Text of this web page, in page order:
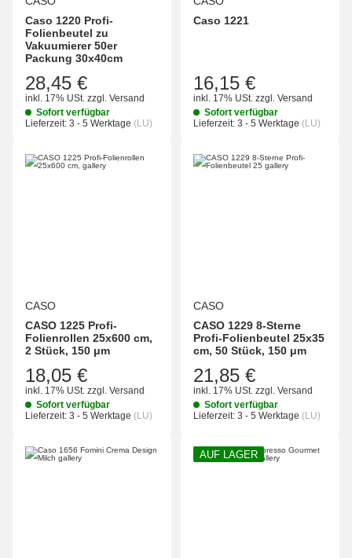
Caso 1220 Profi-
Folienbeutel zu
Vakuumierer 50er
Packung 30x40cm
28,45 €
inkl. 17% USt. zzgl. Versand
Sofort verfügbar
Lieferzeit: 3 - 5 Werktage (LU)
Caso 1221
16,15 €
inkl. 17% USt. zzgl. Versand
Sofort verfügbar
Lieferzeit: 3 - 5 Werktage (LU)
CASO
CASO 1225 Profi-
Folienrollen 25x600 cm,
2 Stück, 150 μm
18,05 €
inkl. 17% USt. zzgl. Versand
Sofort verfügbar
Lieferzeit: 3 - 5 Werktage (LU)
CASO
CASO 1229 8-Sterne
Profi-Folienbeutel 25x35
cm, 50 Stück, 150 μm
21,85 €
inkl. 17% USt. zzgl. Versand
Sofort verfügbar
Lieferzeit: 3 - 5 Werktage (LU)
AUF LAGER